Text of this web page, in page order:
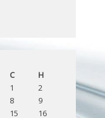
С
Н
1
2
8
9
15 16